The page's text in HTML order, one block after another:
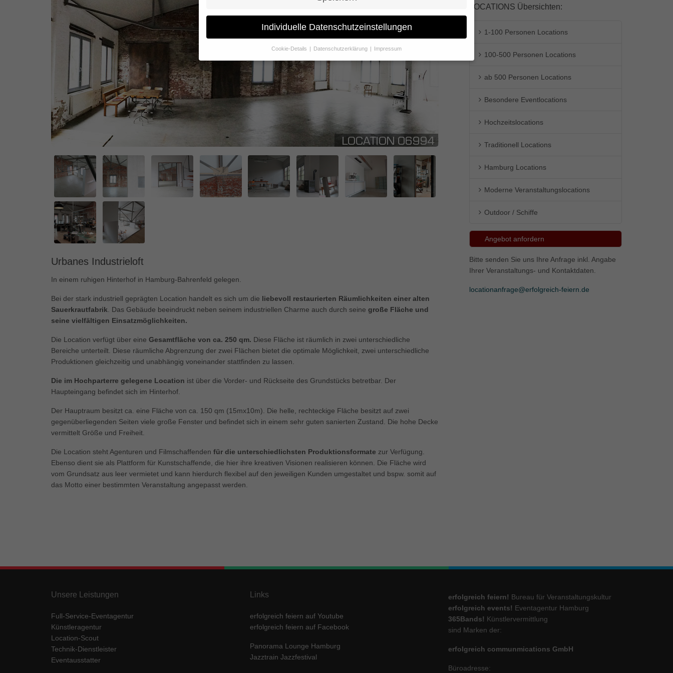
Urbanes Industrieloft
In einem ruhigen Hinterhof in Hamburg-Bahrenfeld gelegen.
Bei der stark industriell geprägten Location handelt es sich um die liebevoll restaurierten Räumlichkeiten einer alten
Sauerkrautfabrik . Das Gebäude beeindruckt neben seinem industriellen Charme auch durch seine große Fläche und
seine vielfältigen Einsatzmöglichkeiten.
Die Location verfügt über eine Gesamtfläche von ca. 250 qm. Diese Fläche ist räumlich in zwei unterschiedliche
Bereiche unterteilt. Diese räumliche Abgrenzung der zwei Flächen bietet die optimale Möglichkeit, zwei unterschiedliche
Produktionen gleichzeitig und unabhängig voneinander stattfinden zu lassen.
Die im Hochparterre gelegene Location ist über die Vorder- und Rückseite des Grundstücks betretbar. Der
Haupteingang befindet sich im Hinterhof.
Der Hauptraum besitzt ca. eine Fläche von ca. 150 qm (15mx10m). Die helle, rechteckige Fläche besitzt auf zwei
gegenüberliegenden Seiten viele große Fenster und befindet sich in einem sehr guten sanierten Zustand. Die hohe Decke
vermittelt Größe und Freiheit.
Die Location steht Agenturen und Filmschaffenden für die unterschiedlichsten Produktionsformate zur Verfügung.
Ebenso dient sie als Plattform für Kunstschaffende, die hier ihre kreativen Visionen realisieren können. Die Fläche wird
vom Grundsatz aus leer vermietet und kann hierdurch flexibel auf den jeweiligen Kunden umgestaltet und bspw. somit auf
das Motto einer bestimmten Veranstaltung angepasst werden.
LOCATIONS Übersichten:
1-100 Personen Locations
100-500 Personen Locations
ab 500 Personen Locations
Besondere Eventlocations
Hochzeitslocations
Traditionell Locations
Hamburg Locations
Moderne Veranstaltungslocations
Outdoor / Schiffe
Angebot anfordern
Bitte senden Sie uns Ihre Anfrage inkl. Angabe
Ihrer Veranstaltungs- und Kontaktdaten.
locationanfrage@erfolgreich-feiern.de
Unsere Leistungen
Full-Service-Eventagentur
Künstleragentur
Location-Scout
Technik-Dienstleister
Eventausstatter
Links
erfolgreich feiern auf Youtube
erfolgreich feiern auf Facebook
Panorama Lounge Hamburg
Jazztrain Jazzfestival
erfolgreich feiern! Bureau für Veranstaltungskultur
erfolgreich events! Eventagentur Hamburg
365Bands! Künstlervermittlung
sind Marken der:
erfolgreich communmications GmbH
Büroadresse:
Individuelle Datenschutzeinstellungen
Cookie-Details Datenschutzerklärung Impressum
Datenschutzeinstellungen
Wenn Sie unter 16 Jahre alt sind und Ihre Zustimmung zu freiwilligen Diensten
geben möchten, müssen Sie Ihre Erziehungsberechtigten um Erlaubnis bitten.
Wir verwenden Cookies und andere Technologien auf unserer Website. Einige
von ihnen sind essenziell, während andere uns helfen, diese Website und Ihre
Erfahrung zu verbessern.
Personenbezogene Daten können verarbeitet werden
(z. B. IP-Adressen), z. B. für personalisierte Anzeigen und Inhalte oder Anzeigen-
und Inhaltsmessung.
Weitere Informationen über die Verwendung Ihrer Daten
finden Sie in unsererDatenschutzerklärung.
Hier finden Sie eine Übersicht über alle verwendeten Cookies. Sie können Ihre
Einwilligung zu ganzen Kategorien geben oder sich weitere Informationen
anzeigen lassen und so nur bestimmte Cookies auswählen.
Alle akzeptieren Speichern
Marketing (1) Marketing
Marketing-Cookies werden von Drittanbietern oder Publishern verwendet, um personalisierte
Werbung anzuzeigen. Sie tun dies, indem sie Besucher über Websites hinweg verfolgen.
Externe Medien (5)
Inhalte von Videoplattformen und Social-Media-Plattformen werden standardmäßig blockiert.
keiner manuellen Einwilligung mehr.
powered by Borlabs Cookie Datenschutzerklärung